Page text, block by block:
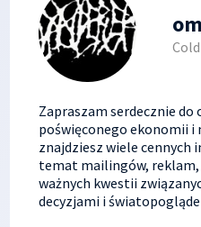
Zapraszam serdecznie
poświęconego ekonomii
znajdziesz wiele cennych
temat mailingów, reklam,
ważnych kwestii
decyzjami i